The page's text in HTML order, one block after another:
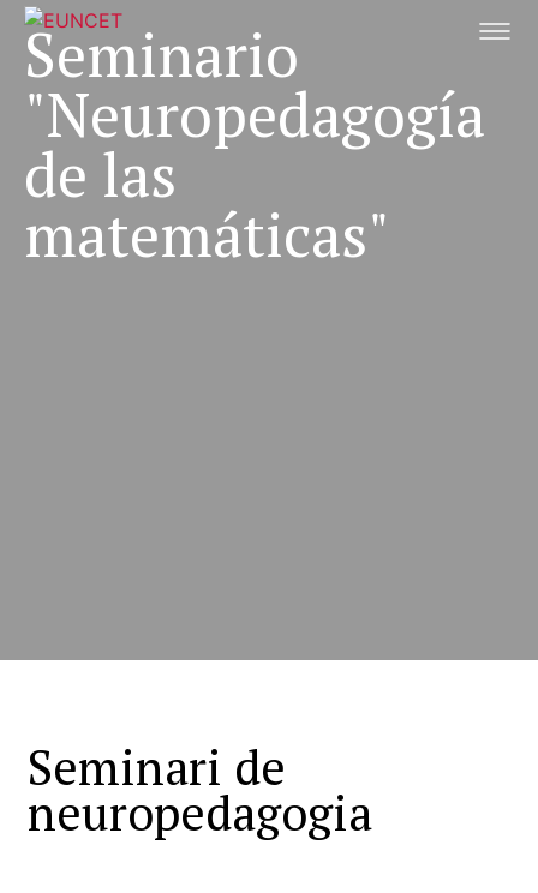
al
contenido
principal
Seminario
"Neuropedagogía
de las
matemáticas"
Seminari de
neuropedagogia